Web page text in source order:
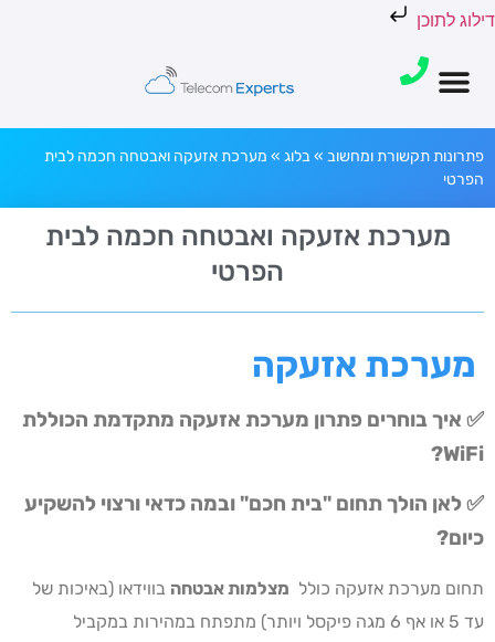
דילוג לתוכן
פתרונות תקשורת ומחשוב »בלוג » מערכת אזעקה ואבטחה חכמה לבית
הפרטי
מערכת אזעקה ואבטחה חכמה לבית
הפרטי
מערכת אזעקה
✅ איך בוחרים פתרון מערכת אזעקה מתקדמת הכוללת
WiFi
?
✅ לאן הולך תחום "בית חכם" ובמה כדאי ורצוי להשקיע
כיום?
תחום מערכת אזעקה כולל מצלמות אבטחה בווידאו (באיכות של
עד 5 או אף 6 מגה פיקסל ויותר) מתפתח במהירות במקביל